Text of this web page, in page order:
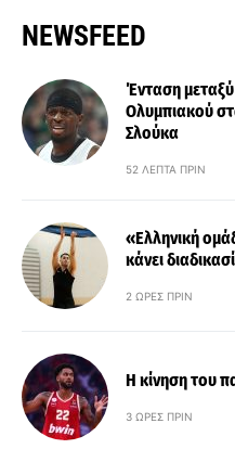
NEWSFEED
Ένταση
Ολυμπιακού
Σλούκα
52 ΛΕΠΤΆ ΠΡΙΝ
«Ελληνική
κάνει
2 ΏΡΕΣ ΠΡΙΝ
Η κίνηση του
3 ΏΡΕΣ ΠΡΙΝ